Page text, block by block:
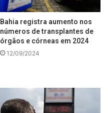
Bahia registra aumento nos
números de transplantes de
órgãos e córneas em 2024
12/09/2024